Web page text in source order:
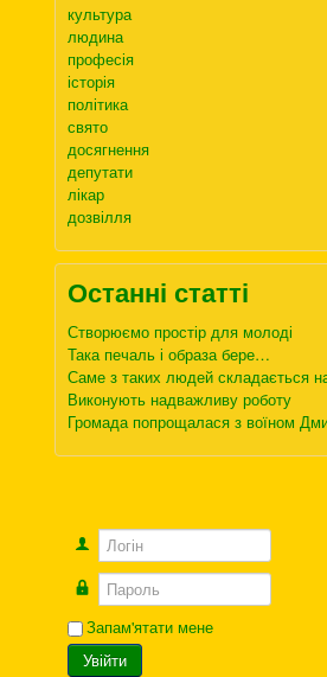
культура
людина
професія
історія
політика
свято
досягнення
депутати
лікар
дозвілля
Останні статті
Створюємо простір для молоді
Така печаль і образа бере…
Саме з таких людей складається
Виконують надважливу роботу
Громада попрощалася з воїном
Логін
Пароль
Запам'ятати мене
Увійти